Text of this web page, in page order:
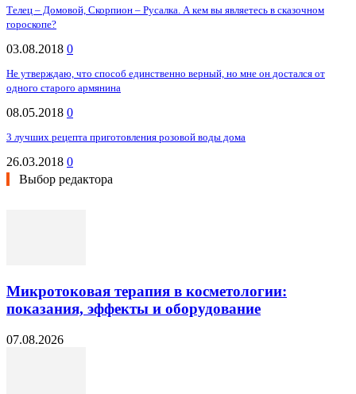
Телец – Домовой, Скорпион – Русалка. А кем вы являетесь в сказочном
гороскопе?
03.08.2018 0
Не утверждаю, что способ единственно верный, но мне он достался от
одного старого армянина
08.05.2018 0
3 лучших рецепта приготовления розовой воды дома
26.03.2018 0
Выбор редактора
Микротоковая терапия в косметологии:
показания, эффекты и оборудование
07.08.2026